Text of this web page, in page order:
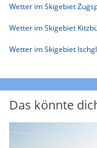
Wetter im Skigebiet
Wetter im Skigebiet
Wetter im Skigebiet
Das könnte